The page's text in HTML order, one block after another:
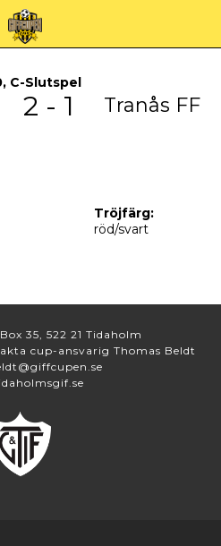
C-Slutspel
2 - 1 Tranås FF
Tröjfärg:
röd/svart
35, 522 21 Tidaholm
cup-ansvarig Thomas Beldt